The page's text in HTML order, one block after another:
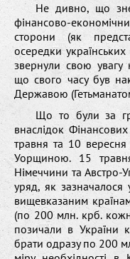
Не дивно, що
фінансово-
сторони (як
осередки українських
звернули свою увагу
що свого часу був
Державою
Що то були за
внаслідок
травня та 10
Уорщиною. 15
Німеччини та Австро-
уряд, як зазначалося
вищевказаним
(по 200 млн. крб.
позичали в України
брати одразу по 200